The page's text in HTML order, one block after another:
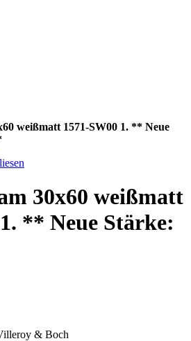
weißmatt 1571-SW00 1. ** Neue
30x60 weißmatt
** Neue Stärke:
& Boch